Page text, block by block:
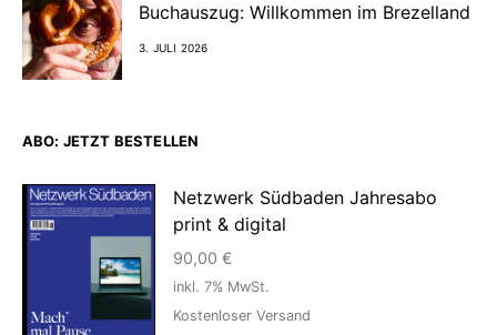
Buchauszug: Willkommen im Brezelland
3. JULI 2026
ABO: JETZT BESTELLEN
Netzwerk Südbaden Jahresabo
print & digital
90,00 €
inkl. 7% MwSt.
Kostenloser Versand